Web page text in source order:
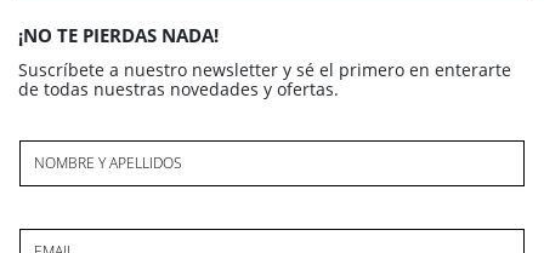
¡NO TE PIERDAS NADA!
Suscríbete a nuestro newsletter y sé el primero en enterarte
de todas nuestras novedades y ofertas.
NOMBRE Y APELLIDOS